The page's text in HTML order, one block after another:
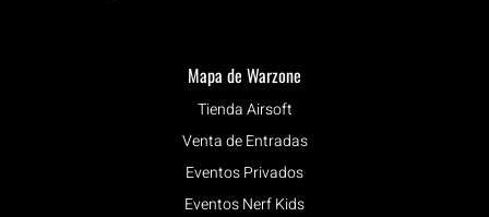
Mapa de Warzone
Tienda Airsoft
Venta de Entradas
Eventos Privados
Eventos Nerf Kids